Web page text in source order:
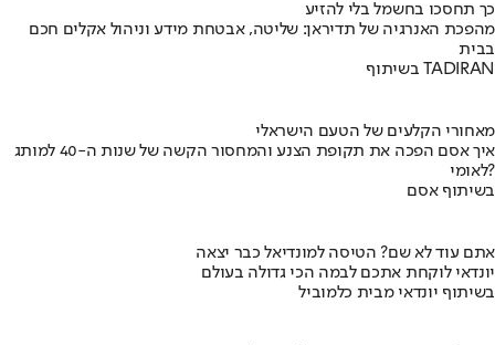
כך תחסכו בחשמל בלי להזיע
מהפכת האנרגיה של תדיראן: שליטה, אבטחת מידע וניהול אקלים חכם
בבית
בשיתוף TADIRAN
מאחורי הקלעים של הטעם הישראלי
איך אסם הפכה את תקופת הצנע והמחסור הקשה של שנות ה-40 למותג
לאומי?
בשיתוף אסם
אתם עוד לא שם? הטיסה למונדיאל כבר יצאה
יונדאי לוקחת אתכם לבמה הכי גדולה בעולם
בשיתוף יונדאי מבית כלמוביל